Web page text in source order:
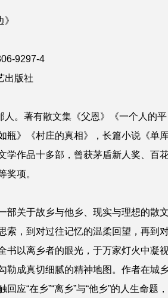
9297-4
版社
人。著有散文集《父恩》《一个人的平
瓶》《村庄的真相》，长篇小说《单
学作品十多部，曾获茅盾新人奖、百
奖项。
关于故乡与他乡、现实与理想的散
索，到对过往记忆的温柔回望，再到
书以离乡者的眼光，于万家灯火中凝
勒成真切细腻的精神地图。作者在城
应“在乡”“离乡”与“他乡”的人生命题